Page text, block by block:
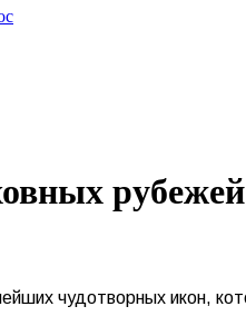
чудотворных икон,